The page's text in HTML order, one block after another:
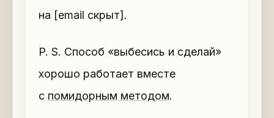
на [email скрыт].
P. S. Способ «выбесись и сделай»
хорошо работает вместе
с помидорным методом.